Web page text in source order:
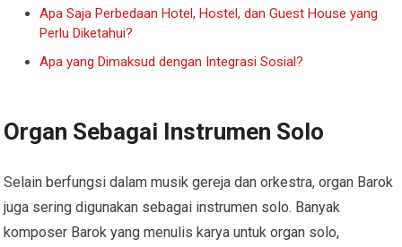
Apa Saja Perbedaan Hotel, Hostel, dan Guest House yang
Perlu Diketahui?
Apa yang Dimaksud dengan Integrasi Sosial?
Organ Sebagai Instrumen Solo
Selain berfungsi dalam musik gereja dan orkestra, organ Barok
juga sering digunakan sebagai instrumen solo. Banyak
komposer Barok yang menulis karya untuk organ solo,